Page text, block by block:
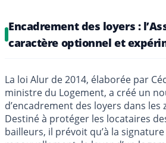
Encadrement des loyers :
caractère optionnel et
La loi Alur de 2014, élaborée par
ministre du Logement, a créé un
d’encadrement des loyers dans les
Destiné à protéger les locataires
bailleurs, il prévoit qu’à la signature